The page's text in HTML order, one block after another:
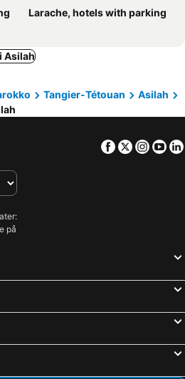
Larache, hotels with parking
Asilah
Tangier-Tétouan
Asilah
Facebook
Twitter
på